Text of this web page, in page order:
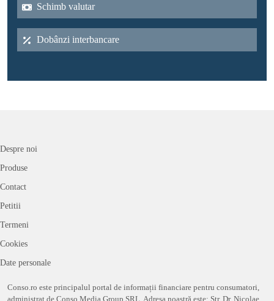
Schimb valutar
Dobânzi interbancare
Despre noi
Produse
Contact
Petitii
Termeni
Cookies
Date personale
Conso.ro este principalul portal de informații financiare pentru consumatori,
administrat de Conso Media Group SRL. Adresa noastră este: Str. Dr. Nicolae